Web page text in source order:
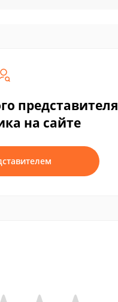
представителя
на сайте